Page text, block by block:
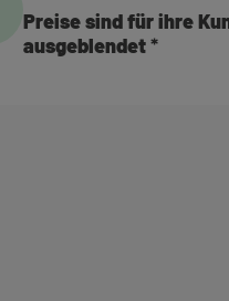
Preise sind für ihre
ausgeblendet